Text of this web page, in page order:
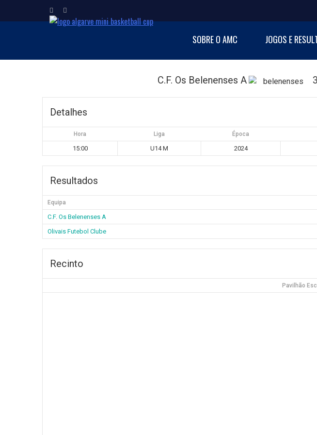
ALGARVE MINI BASKETBALL CUP
Torneio Internacional de Minibasquetebol
SOBRE O AMC JOGOS E
C.F. Os Belenenses A
Detalhes
Hora Liga Época
15:00 U14 M 2024
Resultados
Equipa
C.F. Os Belenenses A
Olivais Futebol Clube
Recinto
Pavilhão